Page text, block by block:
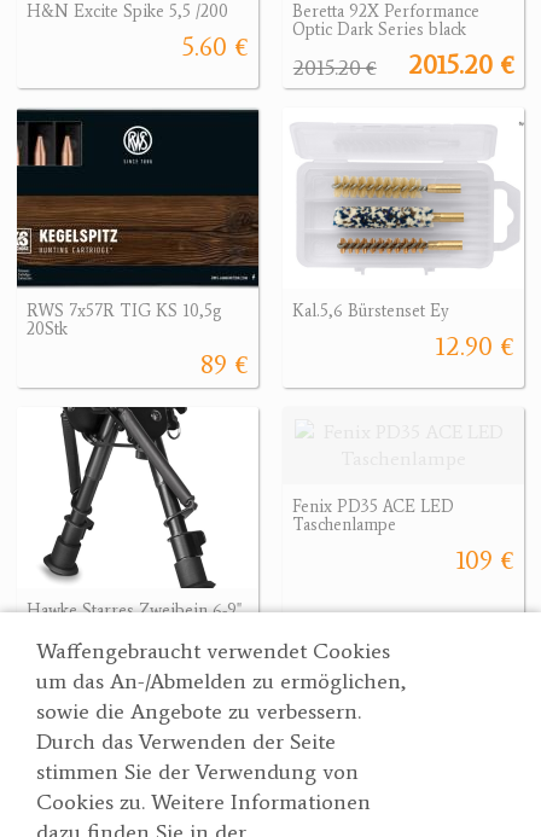
Waffengebraucht verwendet Cookies
um das An-/Abmelden zu ermöglichen,
sowie die Angebote zu verbessern.
Durch das Verwenden der Seite
stimmen Sie der Verwendung von
Cookies zu. Weitere Informationen
H&N Excite Spike 5,5 /200
5.60 €
Beretta 92X Performance
Optic Dark Series black
2015.20 €
2015.20 €
RWS 7x57R TIG KS 10,5g
20Stk
89 €
Kal.5,6 Bürstenset Ey
12.90 €
Hawke Starres Zweibein 6-9"
69.90 €
Fenix PD35 ACE LED
Taschenlampe
109 €
Suche
Partner
AGBs
Wertgarner 1820
Jagd & SporthandelsgmbH
Dr. Karl-Renner-Straße 48